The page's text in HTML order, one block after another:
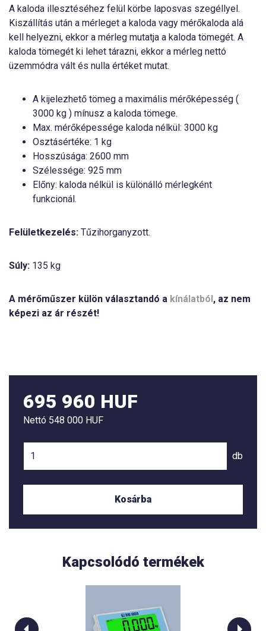
A kaloda illesztéséhez felül körbe laposvas szegéllyel.
Kiszállítás után a mérleget a kaloda vagy mérőkaloda alá
kell helyezni, ekkor a mérleg mutatja a kaloda tömegét. A
kaloda tömegét ki lehet tárazni, ekkor a mérleg nettó
üzemmódra vált és nulla értéket mutat.
A kijelezhető tömeg a maximális mérőképesség (
3000 kg ) mínusz a kaloda tömege.
Max. mérőképessége kaloda nélkül: 3000 kg
Osztásértéke: 1 kg
Hosszúsága: 2600 mm
Szélessége: 925 mm
Előny: kaloda nélkül is különálló mérlegként
funkcionál.
Felületkezelés: Tűzihorganyzott.
Súly: 135 kg
A mérőműszer külön választandó a kínálatból, az nem
képezi az ár részét!
695 960 HUF
Nettó 548 000 HUF
db
Kosárba
Kapcsolódó termékek